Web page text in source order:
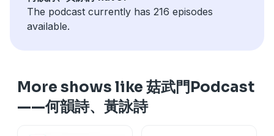
Facebook :bit.ly/wongwingsze ASKGOO-問問題/發表意
bit.ly/askgoogleform
The podcast currently has 216 episodes
available.
More shows like 菇武門Podcast
——何韻詩、黃詠詩